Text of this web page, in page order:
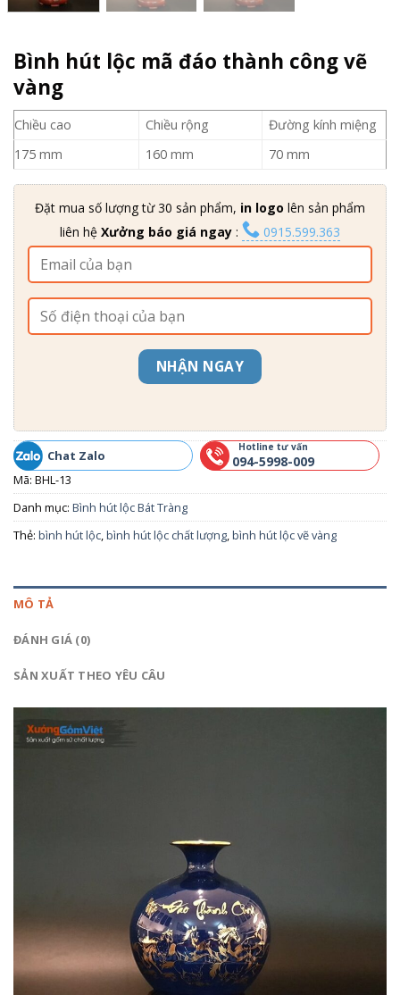
Bình hút lộc mã đáo thành công vẽ
vàng
Chiều cao Chiều rộng
Đường kính miệng
175 mm
160 mm 70 mm
Đặt mua số lượng từ 30 sản phẩm, in logo lên sản phẩm
liên hệ Xưởng báo giá ngay : 0915.599.363
NHẬN NGAY
Chat Zalo
Hotline tư vấn
094-5998-009
Mã: BHL-13
Danh mục: Bình hút lộc Bát Tràng
Thẻ: bình hút lộc,bình hút lộc chất lượng,bình hút lộc vẽ vàng
MÔ TẢ
ĐÁNH GIÁ (0)
SẢN XUẤT THEO YÊU CÂU